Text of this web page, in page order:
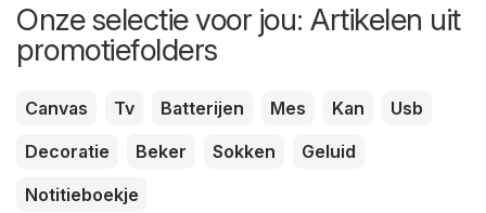
Onze selectie voor jou: Artikelen uit
promotiefolders
Canvas Tv Batterijen Mes Kan
Usb
Decoratie
Beker Sokken
Geluid
Notitieboekje